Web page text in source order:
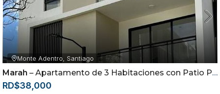
Monte Adentro, Santiago
Marah – Apartamento de 3 Habitaciones con Patio Privado en Alquiler | Monte Adentro, Santiago
RD$38,000